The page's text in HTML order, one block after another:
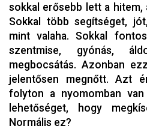
sokkal erősebb lett a hitem,
Sokkal több segítséget,
mint valaha. Sokkal
szentmise, gyónás,
megbocsátás. Azonban
jelentősen megnőtt. Azt
folyton a nyomomban
lehetőséget, hogy
Normális ez?